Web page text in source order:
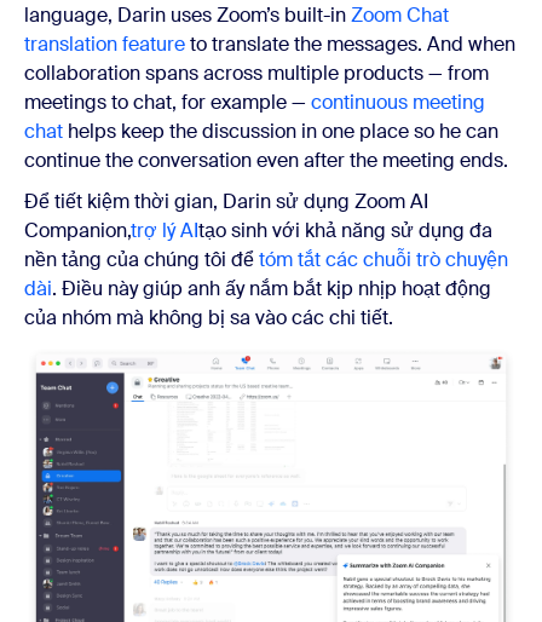
language, Darin uses Zoom’s built-inZoom Chat
translation featureto translate the messages. And when
collaboration spans across multiple products — from
meetings to chat, for example — continuous meeting
chat helps keep the discussion in one place so he can
continue the conversation even after the meeting ends.
Để tiết kiệm thời gian, Darin sử dụng Zoom AI
Companion,trợ lý AItạo sinhvới khả năng sử dụng đa
nền tảng của chúng tôi đểtóm tắt các chuỗi trò chuyện
dài. Điều này giúp anh ấy nắm bắt kịp nhịp hoạt động
của nhóm mà không bị sa vào các chi tiết.